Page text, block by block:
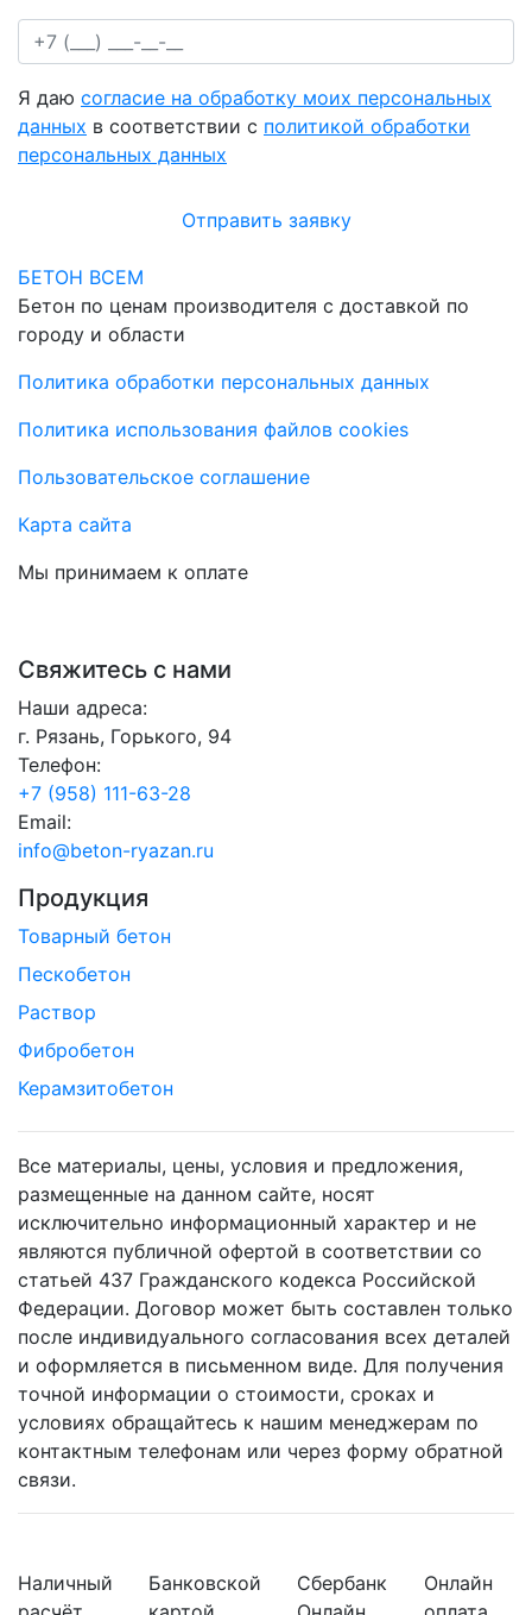
Я даю согласие на обработку моих персональных
данных в соответствии с политикой обработки
персональных данных
Отправить заявку
БЕТОН ВСЕМ
Бетон по ценам производителя с доставкой по
городу и области
Политика обработки персональных данных
Политика использования файлов cookies
Пользовательское соглашение
Карта сайта
Мы принимаем к оплате
Свяжитесь с нами
Наши адреса:
г. Рязань, Горького, 94
Телефон:
+7 (958) 111-63-28
Email:
info@beton-ryazan.ru
Продукция
Товарный бетон
Пескобетон
Раствор
Фибробетон
Керамзитобетон
Все материалы, цены, условия и предложения,
размещенные на данном сайте, носят
исключительно информационный характер и не
являются публичной офертой в соответствии со
статьей 437 Гражданского кодекса Российской
Федерации. Договор может быть составлен только
после индивидуального согласования всех деталей
и оформляется в письменном виде. Для получения
точной информации о стоимости, сроках и
условиях обращайтесь к нашим менеджерам по
контактным телефонам или через форму обратной
связи.
Наличный
Банковской
Сбербанк
Онлайн